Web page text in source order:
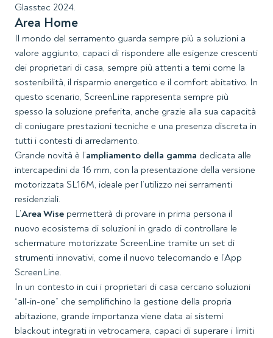
Glasstec 2024.
Area Home
Il mondo del serramento guarda sempre più a soluzioni a
valore aggiunto, capaci di rispondere alle esigenze crescenti
dei proprietari di casa, sempre più attenti a temi come la
sostenibilità, il risparmio energetico e il comfort abitativo. In
questo scenario, ScreenLine rappresenta sempre più
spesso la soluzione preferita, anche grazie alla sua capacità
di coniugare prestazioni tecniche e una presenza discreta in
tutti i contesti di arredamento.
Grande novità è l’ampliamento della gamma dedicata alle
intercapedini da 16 mm, con la presentazione della versione
motorizzata SL16M, ideale per l’utilizzo nei serramenti
residenziali.
L’Area Wise permetterà di provare in prima persona il
nuovo ecosistema di soluzioni in grado di controllare le
schermature motorizzate ScreenLine tramite un set di
strumenti innovativi, come il nuovo telecomando e l’App
ScreenLine.
In un contesto in cui i proprietari di casa cercano soluzioni
“all-in-one” che semplifichino la gestione della propria
abitazione, grande importanza viene data ai sistemi
blackout integrati in vetrocamera, capaci di superare i limiti